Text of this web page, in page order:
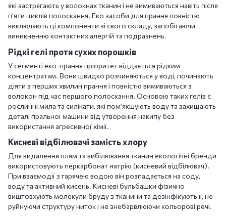
які застрягають у волокнах тканин і не вимиваються навіть після
п’яти циклів полоскання. Еко засоби для прання повністю
виключають ці компоненти зі свого складу, запобігаючи
виникненню контактних алергій та подразнень.
Рідкі гелі проти сухих порошків
У сегменті еко-прання пріоритет віддається рідким
концентратам. Вони швидко розчиняються у воді, починають
діяти з перших хвилин прання і повністю вимиваються з
волокон під час першого полоскання. Основою таких гелів є
рослинні мила та силікати, які пом’якшують воду та захищають
деталі пральної машини від утворення накипу без
використання агресивної хімії.
Кисневі відбілювачі замість хлору
Для видалення плям та вибілювання тканин екологічні бренди
використовують перкарбонат натрію (кисневий відбілювач).
При взаємодії з гарячею водою він розпадається на соду,
воду та активний кисень. Кисневі бульбашки фізично
виштовхують молекули бруду з тканини та дезінфікують її, не
руйнуючи структуру ниток і не знебарвлюючи кольорові речі.